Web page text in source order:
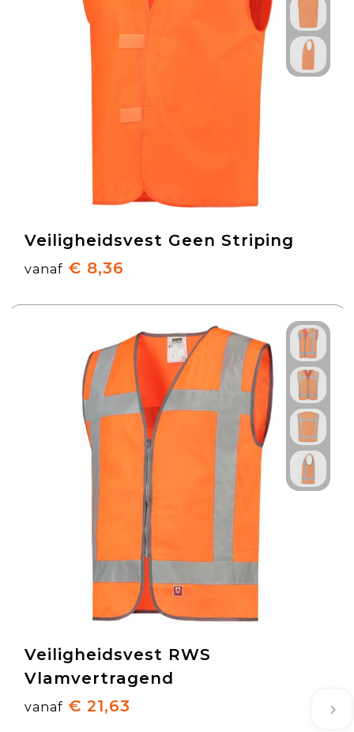
Veiligheidsvest Geen Striping
vanaf € 8,36
Veiligheidsvest RWS
Vlamvertragend
vanaf € 21,63